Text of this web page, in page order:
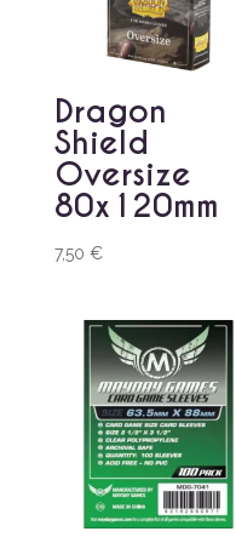
Dragon
Shield
Oversize
80x120mm
7,50 €